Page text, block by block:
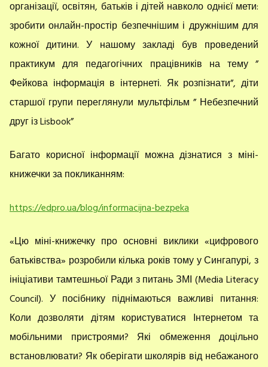
організації, освітян, батьків і дітей навколо однієї мети:
зробити онлайн-простір безпечнішим і дружнішим для
кожної дитини. У нашому закладі був проведений
практикум для педагогічних працівників на тему ”
Фейкова інформація в інтернеті. Як розпізнати”, діти
старшої групи переглянули мультфільм ” Небезпечний
друг із Lisbook”
Багато корисної інформації можна дізнатися з міні-
книжечки за покликанням:
https://edpro.ua/blog/informacijna-bezpeka
«Цю міні-книжечку про основні виклики «цифрового
батьківства» розробили кілька років тому у Сингапурі, з
ініціативи тамтешньої Ради з питань ЗМІ (Media Literacy
Council). У посібнику піднімаються важливі питання:
Коли дозволяти дітям користуватися Інтернетом та
мобільними пристроями? Які обмеження доцільно
встановлювати? Як оберігати школярів від небажаного